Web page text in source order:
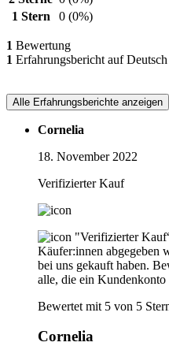
1 Stern
0 (0%)
1 Bewertung
1 Erfahrungsbericht auf Deutsch
Alle Erfahrungsberichte anzeigen
Cornelia
18. November 2022
Verifizierter Kauf
"Verifizierter
Käufer:innen abgegeben
bei uns gekauft haben.
alle, die ein Kundenkonto
Bewertet mit 5 von 5
Cornelia